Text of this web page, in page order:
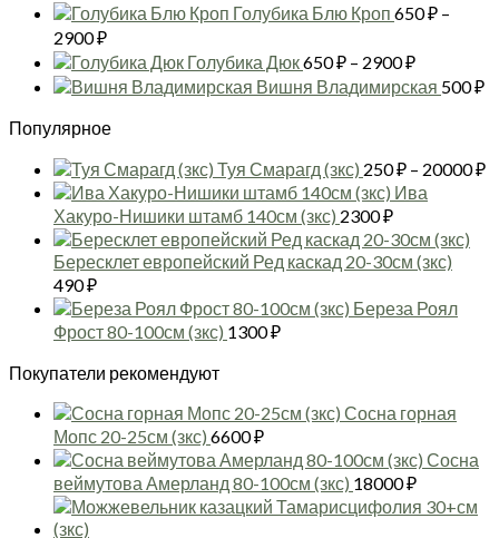
Голубика Блю Кроп 650₽ –
2900₽Диапазон
цен:
650 ₽
2900 ₽
Голубика Дюк650₽ – 2900₽Диапазон
цен:
Вишня Владимирская 500₽
Популярное
Туя Смарагд (зкс) 250₽ – 20000₽
Ива
Хакуро-Нишики штамб 140см (зкс) 2300₽
Бересклет европейский Ред каскад 20-30см (зкс)
490₽
Береза Роял
Фрост 80-100см (зкс) 1300₽
Покупатели рекомендуют
Сосна горная
Мопс 20-25см (зкс) 6600₽
Сосна
веймутова Амерланд 80-100см (зкс) 18000₽